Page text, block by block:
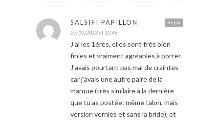
Reply
SALSIFI PAPILLON
27/10/2013 at 10:48
J’ai les 1ères, elles sont très bien
finies et vraiment agréables à porter.
J’avais pourtant pas mal de craintes
car j’avais une autre paire de la
marque (très similaire à la dernière
que tu as postée: même talon, mais
version vernies et sans la bride), et